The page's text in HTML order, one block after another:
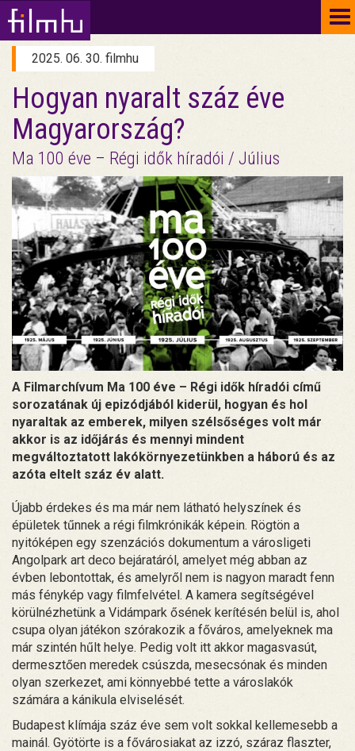
2025. 06. 30. filmhu
Hogyan nyaralt száz éve
Magyarország?
Ma 100 éve – Régi idők híradói / Július
A Filmarchívum Ma 100 éve – Régi idők híradói című
sorozatának új epizódjából kiderül, hogyan és hol
nyaraltak az emberek, milyen szélsőséges volt már
akkor is az időjárás és mennyi mindent
megváltoztatott lakókörnyezetünkben a háború és az
azóta eltelt száz év alatt.
Újabb érdekes és ma már nem látható helyszínek és
épületek tűnnek a régi filmkrónikák képein. Rögtön a
nyitóképen egy szenzációs dokumentum a városligeti
Angolpark art deco bejáratáról, amelyet még abban az
évben lebontottak, és amelyről nem is nagyon maradt fenn
más fénykép vagy filmfelvétel. A kamera segítségével
körülnézhetünk a Vidámpark ősének kerítésén belül is, ahol
csupa olyan játékon szórakozik a főváros, amelyeknek ma
már szintén hűlt helye. Pedig volt itt akkor magasvasút,
dermesztően meredek csúszda, mesecsónak és minden
olyan szerkezet, ami könnyebbé tette a városlakók
számára a kánikula elviselését.
Budapest klímája száz éve sem volt sokkal kellemesebb a
mainál. Gyötörte is a fővárosiakat az izzó, száraz flaszter,